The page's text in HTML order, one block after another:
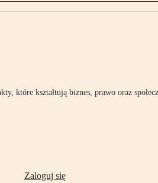
które kształtują biznes, prawo oraz
Zaloguj się